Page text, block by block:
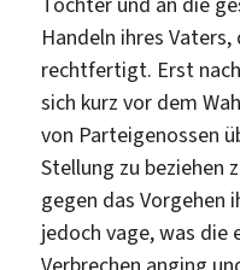
Handeln ihres
rechtfertigt. Erst
sich kurz vor dem
von Parteigenossen
Stellung zu beziehen
gegen das Vorgehen
jedoch vage, was die